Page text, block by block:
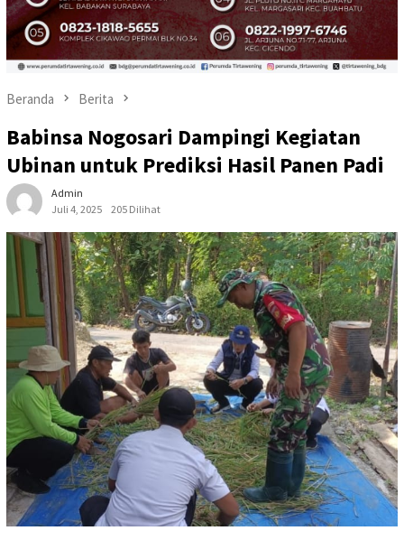
Beranda Berita
Babinsa Nogosari Dampingi Kegiatan
Ubinan untuk Prediksi Hasil Panen Padi
Admin
Juli 4, 2025
205 Dilihat